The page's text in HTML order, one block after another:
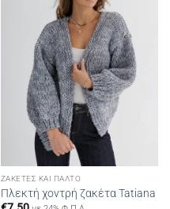
ΖΑΚΈΤΕΣ ΚΑΙ ΠΑΛΤΌ
Πλεκτή χοντρή ζακέτα Tatiana